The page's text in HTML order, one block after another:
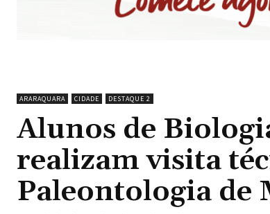
ARARAQUARA CIDADE DESTAQUE 2
Alunos de
realizam visita
Paleontologia de